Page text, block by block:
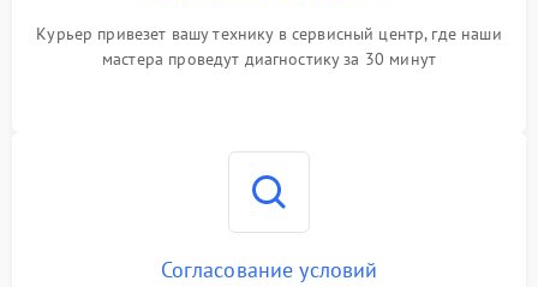
Курьер привезет вашу технику в сервисный центр, где наши
мастера проведут диагностику за 30 минут
Согласование условий